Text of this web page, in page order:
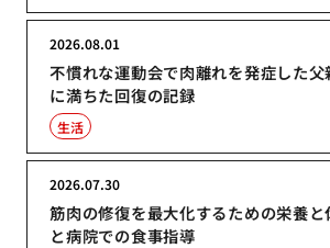
不慣れな運動会で肉離れを発症した
に満ちた回復の記録
2026.08.01
生活
筋肉の修復を最大化するための栄養
と病院での食事指導
2026.07.30